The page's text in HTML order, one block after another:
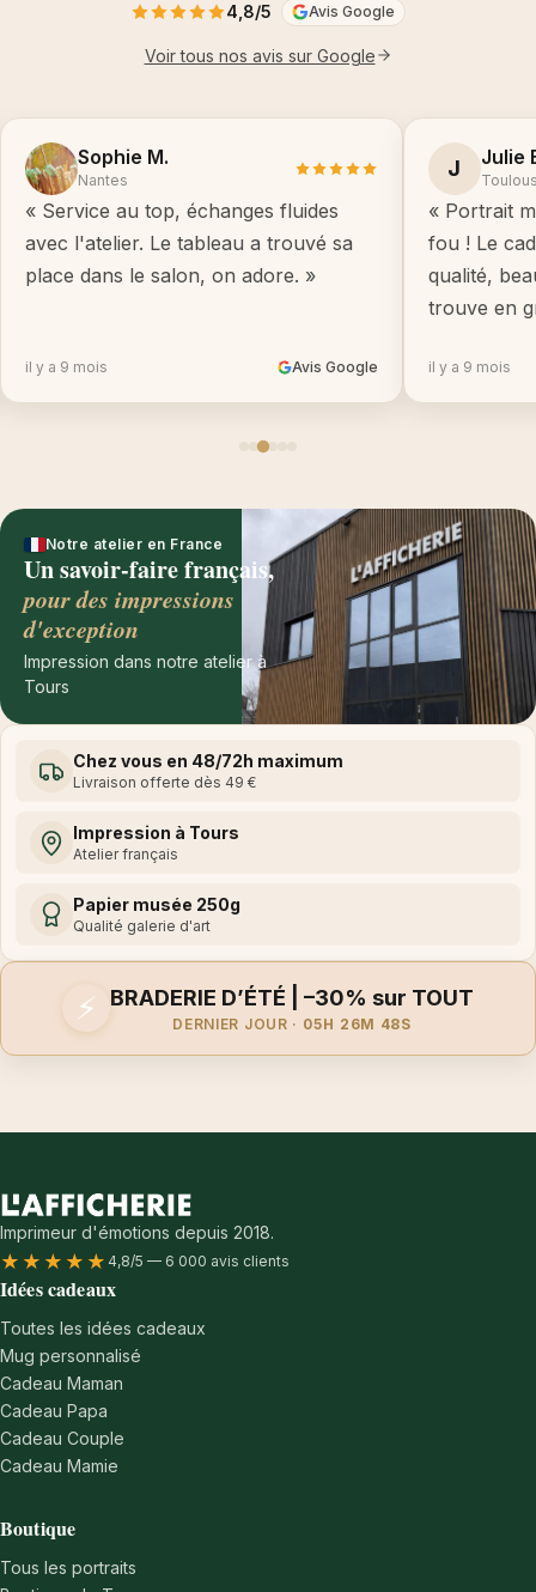
4,8/5 Avis Google
Voir tous nos avis sur Google
Sophie M.
Nantes
« Service au top, échanges fluides
avec l'atelier. Le tableau a trouvé sa
place dans le salon, on adore. »
il y a 9 mois Avis Google
J Julie
« Portrait
fou ! Le
qualité,
trouve en
il y a 9 mois
Notre atelier en France
Un savoir-faire français,
pour des impressions
d'exception
Impression dans notre atelier à
Tours
Chez vous en 48/72h maximum
Livraison offerte dès 49 €
Impression à Tours
Atelier français
Papier musée 250g
Qualité galerie d'art
⚡ BRADERIE D’ÉTÉ | –30% sur TOUT
DERNIER JOUR · 05H 26M 48S
Imprimeur d'émotions depuis 2018.
★★★★★ 4,8/5 — 6 000 avis clients
Idées cadeaux
Toutes les idées cadeaux
Mug personnalisé
Cadeau Maman
Cadeau Papa
Cadeau Couple
Cadeau Mamie
Boutique
Tous les portraits